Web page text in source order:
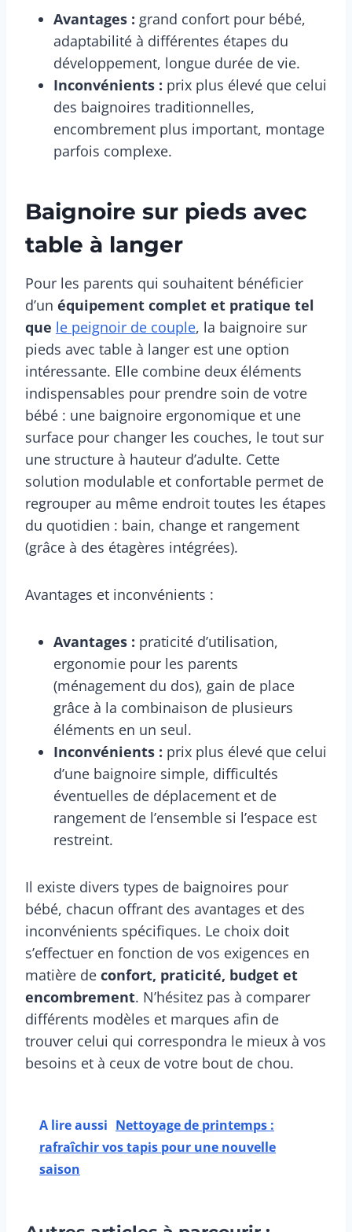
Avantages : grand confort pour bébé,
adaptabilité à différentes étapes du
développement, longue durée de vie.
Inconvénients : prix plus élevé que celui
des baignoires traditionnelles,
encombrement plus important, montage
parfois complexe.
Baignoire sur pieds avec
table à langer
Pour les parents qui souhaitent bénéficier
d’un équipement complet et pratique tel
que le peignoir de couple, la baignoire sur
pieds avec table à langer est une option
intéressante. Elle combine deux éléments
indispensables pour prendre soin de votre
bébé : une baignoire ergonomique et une
surface pour changer les couches, le tout sur
une structure à hauteur d’adulte. Cette
solution modulable et confortable permet de
regrouper au même endroit toutes les étapes
du quotidien : bain, change et rangement
(grâce à des étagères intégrées).
Avantages et inconvénients :
Avantages : praticité d’utilisation,
ergonomie pour les parents
(ménagement du dos), gain de place
grâce à la combinaison de plusieurs
éléments en un seul.
Inconvénients : prix plus élevé que celui
d’une baignoire simple, difficultés
éventuelles de déplacement et de
rangement de l’ensemble si l’espace est
restreint.
Il existe divers types de baignoires pour
bébé, chacun offrant des avantages et des
inconvénients spécifiques. Le choix doit
s’effectuer en fonction de vos exigences en
matière de confort, praticité, budget et
encombrement. N’hésitez pas à comparer
différents modèles et marques afin de
trouver celui qui correspondra le mieux à vos
besoins et à ceux de votre bout de chou.
A lire aussi Nettoyage de printemps :
rafraîchir vos tapis pour une nouvelle
saison